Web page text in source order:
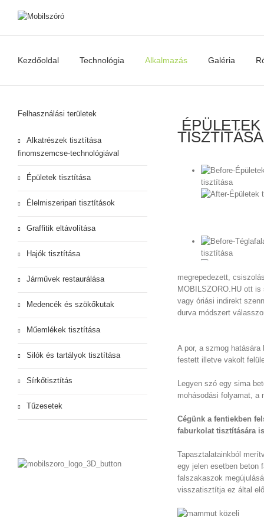
Kezdőoldal Technológia Alkalmazás Galéria
TISZTÍTÁSA
Előtte
Előtte
Előtte
megrepedezett,
MOBILSZORO.HU ott
vagy óriási indirekt
durva módszert
A por, a szmog
festett illetve vakolt
Legyen szó egy sima
mohásodási folyamat, a
Cégünk a fentiekben
faburkolat tisztítására
Tapasztalatainkból
egy jelen esetben beton
falszakaszok
visszatisztítja ez által
Felhasználási területek
Alkatrészek tisztítása
finomszemcse-technológiával
Épületek tisztítása
Élelmiszeripari tisztítások
Graffitik eltávolítása
Hajók tisztítása
Járművek restaurálása
Medencék és szökőkutak
Műemlékek tisztítása
Silók és tartályok tisztítása
Sírkőtisztítás
Tűzesetek